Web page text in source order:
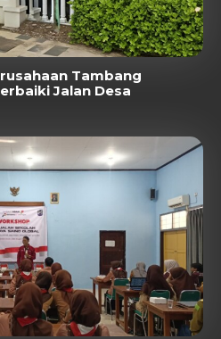
Tambang
Jalan Desa